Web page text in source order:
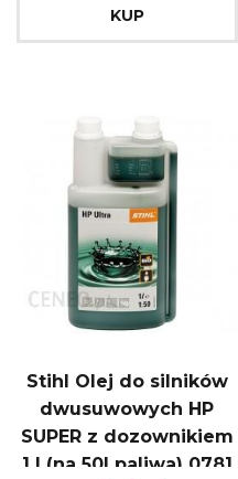
KUP
Stihl Olej do silników
dwusuwowych HP
SUPER z dozownikiem
1 l (na 50l paliwa) 0781